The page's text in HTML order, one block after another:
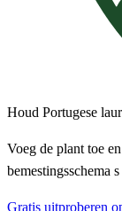
Houd Portugese
Voeg de plant toe
bemestingsschema
Gratis uitproberen